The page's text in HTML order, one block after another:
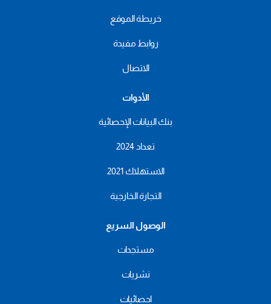
خريطة الموقع
روابط مفيدة
الاتصال
الأدوات
بنك البيانات الإحصائية
تعداد 2024
الاستهلاك 2021
التجارة الخارجية
الوصول السريع
مستجدات
نشريات
احصائيات